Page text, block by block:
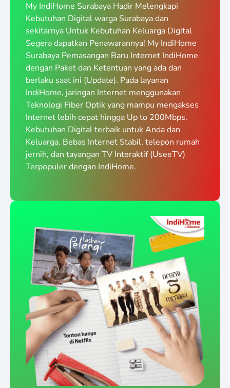
My IndiHome Surabaya Hadir Melengkapi
Kebutuhan Digital warga Surabaya dan
sekitarnya Untuk Kebutuhan Keluarga Digital
Segera dapatkan Penawarannya! My IndiHome
Surabaya Pemasangan Baru Internet IndiHome
dengan Paket dan Ketentuan yang ada dan
berlaku saat ini (Update). Pada layanan
IndiHome, jaringan Internet menggunakan
Teknologi Fiber Optik yang mampu mengakses
Internet lebih cepat hingga Up to 200Mbps.
Kebutuhan Digital terbaik untuk Anda dan
Keluarga. Bebas Internet Stabil, telepon rumah
jernih, dan tayangan TV Interaktif (UseeTV)
Terpopuler dengan IndiHome.